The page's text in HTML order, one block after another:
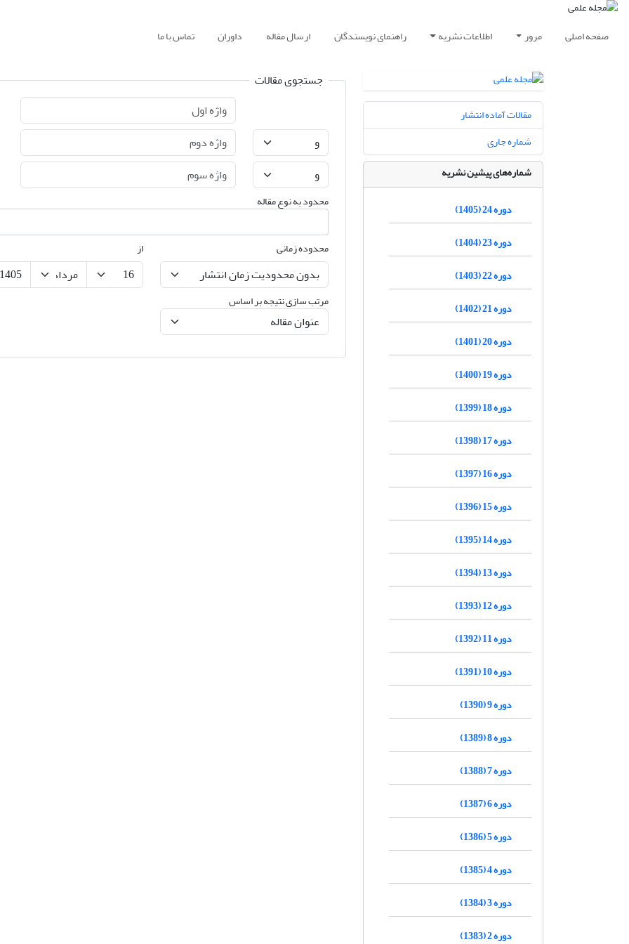
صفحه اصلی مرور اطلاعات نشریه راهنمای نویسندگان ارسال مقاله داوران تماس با ما
جستجوی مقالات
محدود به نوع مقاله
محدوده زمانی از
مرتب سازی نتیجه بر اساس
مقالات آماده انتشار
شماره جاری
شماره‌های پیشین نشریه
دوره 24 (1405)
دوره 23 (1404)
دوره 22 (1403)
دوره 21 (1402)
دوره 20 (1401)
دوره 19 (1400)
دوره 18 (1399)
دوره 17 (1398)
دوره 16 (1397)
دوره 15 (1396)
دوره 14 (1395)
دوره 13 (1394)
دوره 12 (1393)
دوره 11 (1392)
دوره 10 (1391)
دوره 9 (1390)
دوره 8 (1389)
دوره 7 (1388)
دوره 6 (1387)
دوره 5 (1386)
دوره 4 (1385)
دوره 3 (1384)
دوره 2 (1383)